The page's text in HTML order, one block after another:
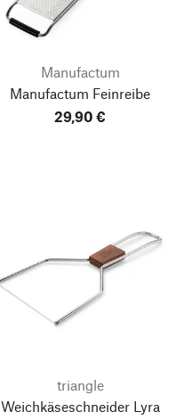
Manufactum
Manufactum Feinreibe
29,90 €
triangle
Weichkäseschneider Lyra